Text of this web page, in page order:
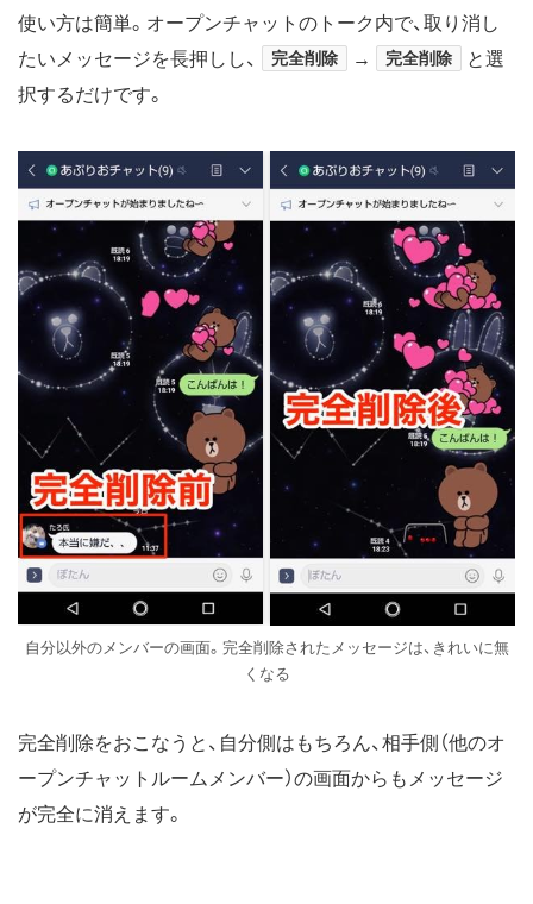
使い方は簡単。オープンチャットのトーク内で、取り消し
たいメッセージを長押しし、
完全削除 → 完全削除
と選
択するだけです。
自分以外のメンバーの画面。完全削除されたメッセージは、きれいに無
くなる
完全削除をおこなうと、自分側はもちろん、相手側（他のオ
ープンチャットルームメンバー）の画面からもメッセージ
が完全に消えます。